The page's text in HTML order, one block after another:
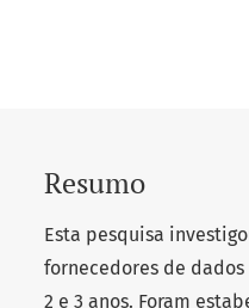
Resumo
Esta pesquisa
fornecedores de
2 e 3 anos. Foram